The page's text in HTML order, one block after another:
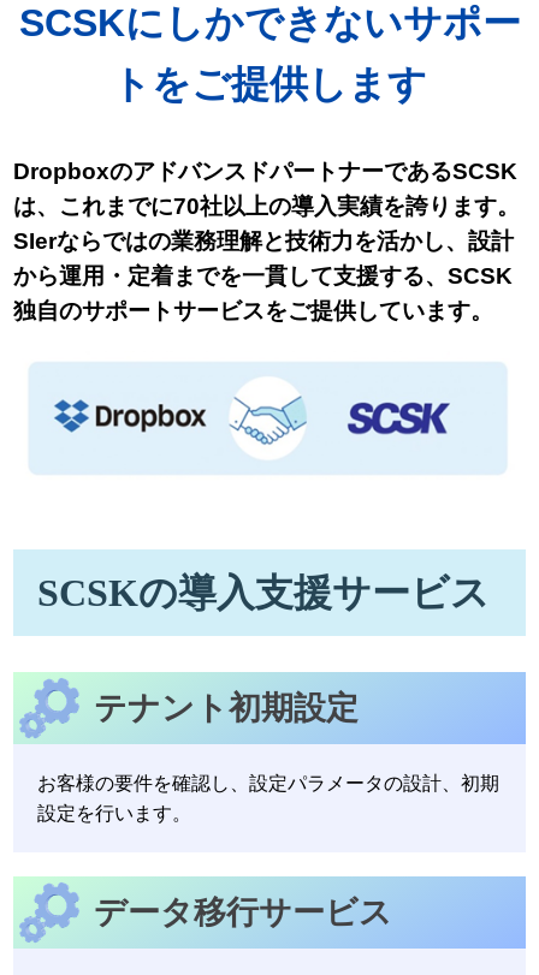
SCSKにしかできないサポー
トをご提供します
DropboxのアドバンスドパートナーであるSCSK
は、これまでに70社以上の導入実績を誇ります。
SIerならではの業務理解と技術力を活かし、設計
から運用・定着までを一貫して支援する、SCSK
独自のサポートサービスをご提供しています。
SCSKの導入支援サービス
テナント初期設定
お客様の要件を確認し、設定パラメータの設計、初期
設定を行います。
データ移行サービス